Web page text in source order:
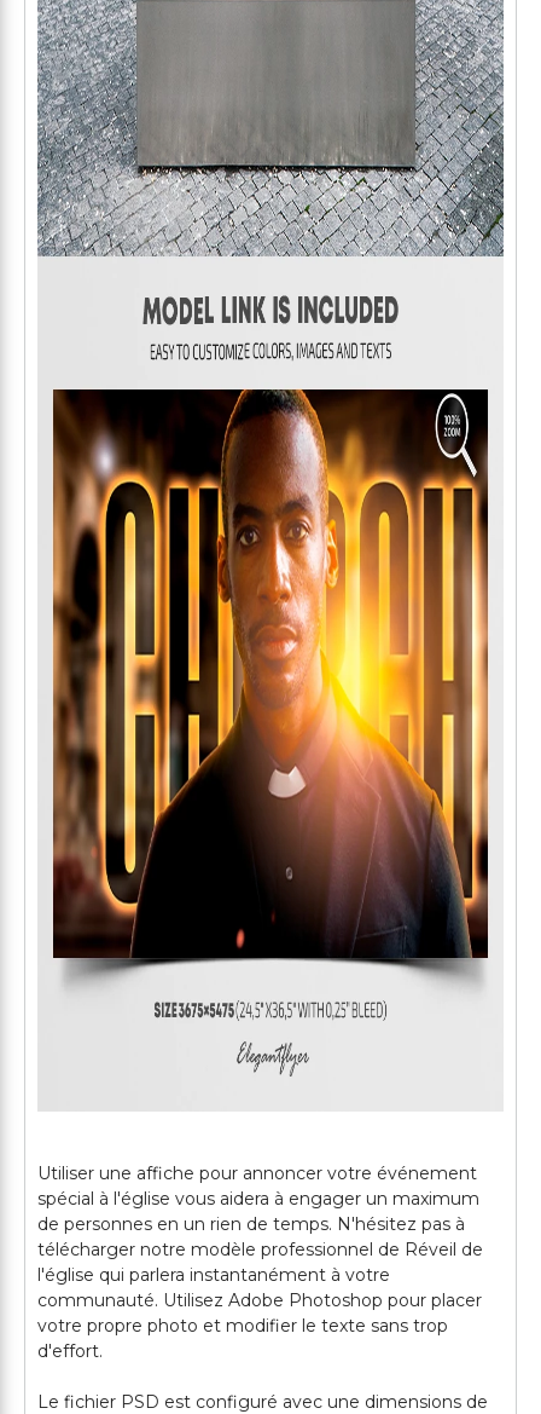
Utiliser une affiche pour annoncer votre événement
spécial à l'église vous aidera à engager un maximum
de personnes en un rien de temps. N'hésitez pas à
télécharger notre modèle professionnel de Réveil de
l'église qui parlera instantanément à votre
communauté. Utilisez Adobe Photoshop pour placer
votre propre photo et modifier le texte sans trop
d'effort.
Le fichier PSD est configuré avec une dimensions de